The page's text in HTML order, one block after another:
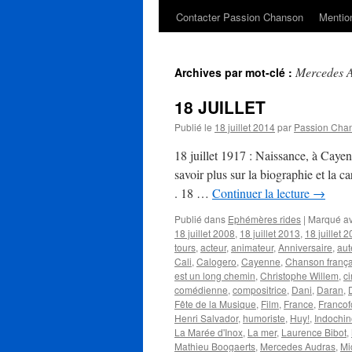
Contacter Passion Chanson
Archives par mot-clé : Mercedes
18 JUILLET
Publié le 18 juillet 2014par Passion
18 juillet 1917 : Naissance, à
savoir plus sur la biographie et
. 18 … Continuer la lecture →
Publié dans Ephémères rides | Marqué
18 juillet 2008, 18 juillet 2013, 18 juillet
tours, acteur, animateur, Anniversaire,
Cali, Calogero, Cayenne, Chanson
est un long chemin, Christophe Willem,
comédienne, compositrice, Dani, Daran,
Fête de la Musique, Film, France,
Henri Salvador, humoriste, Huy!,
La Marée d'Inox, La mer, Laurence Bibot,
Mathieu Boogaerts, Mercedes Audras,